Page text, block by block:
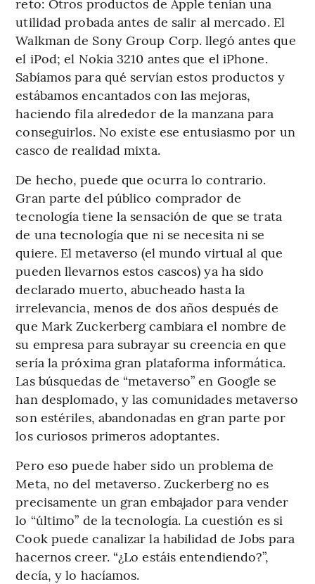
utilidad probada antes de salir al mercado. El
Walkman de Sony Group Corp. llegó antes que
el iPod; el Nokia 3210 antes que el iPhone.
Sabíamos para qué servían estos productos y
estábamos encantados con las mejoras,
haciendo fila alrededor de la manzana para
conseguirlos. No existe ese entusiasmo por un
casco de realidad mixta.
De hecho, puede que ocurra lo contrario.
Gran parte del público comprador de
tecnología tiene la sensación de que se trata
de una tecnología que ni se necesita ni se
quiere. El metaverso (el mundo virtual al que
pueden llevarnos estos cascos) ya ha sido
declarado muerto, abucheado hasta la
irrelevancia, menos de dos años después de
que Mark Zuckerberg cambiara el nombre de
su empresa para subrayar su creencia en que
sería la próxima gran plataforma informática.
Las búsquedas de “metaverso” en Google se
han desplomado, y las comunidades metaverso
son estériles, abandonadas en gran parte por
los curiosos primeros adoptantes.
Pero eso puede haber sido un problema de
Meta, no del metaverso. Zuckerberg no es
precisamente un gran embajador para vender
lo “último” de la tecnología. La cuestión es si
Cook puede canalizar la habilidad de Jobs para
hacernos creer. “¿Lo estáis entendiendo?”,
decía, y lo hacíamos.